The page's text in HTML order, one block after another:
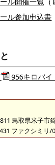
ル参加申込書
956キロバイ
鳥取県米子市
ファクシミリ/